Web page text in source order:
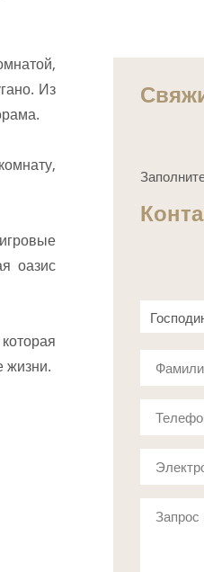
Из
оазис
жизни.
Госпожа